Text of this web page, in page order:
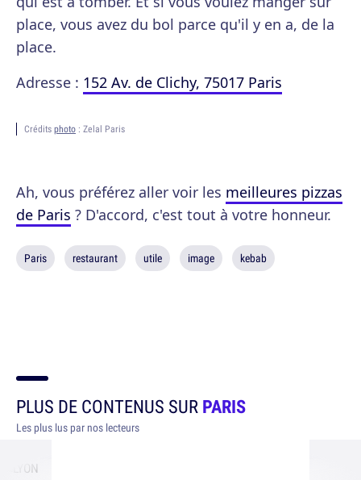
place, vous avez du bol parce qu'il y en a, de la
place.
Adresse : 152 Av. de Clichy, 75017 Paris
Crédits photo : Zelal Paris
Ah, vous préférez aller voir les meilleures pizzas
de Paris ? D'accord, c'est tout à votre honneur.
Paris restaurant utile image kebab
PLUS DE CONTENUS SURPARIS
Les plus lus par nos lecteurs